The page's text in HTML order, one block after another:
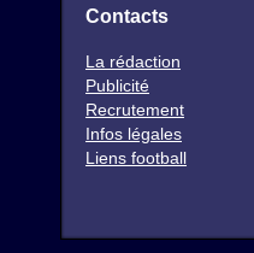
Contacts
La rédaction
Publicité
Recrutement
Infos légales
Liens football